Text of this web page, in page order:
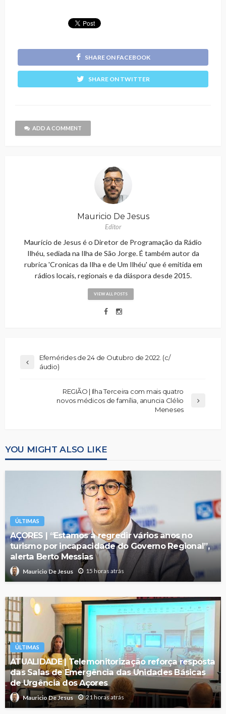
SHARE ON FACEBOOK
SHARE ON TWITTER
ADD A COMMENT
Mauricio De Jesus
Editor
Maurício de Jesus é o Diretor de Programação da Rádio
Ilhéu, sediada na Ilha de São Jorge. É também autor da
rubrica 'Cronicas da Ilha e de Um Ilhéu' que é emitida em
rádios locais, regionais e da diáspora desde 2015.
VIEW ALL POSTS
Efemérides de 24 de Outubro de 2022. (c/
áudio)
REGIÃO | Ilha Terceira com mais quatro
novos médicos de família, anuncia Clélio
Meneses
YOU MIGHT ALSO LIKE
ÚLTIMAS
AÇORES | “Estamos a regredir vários anos no
turismo por incapacidade do Governo Regional”,
alerta Berto Messias
Mauricio De Jesus 15 horas atrás
ÚLTIMAS
ATUALIDADE | Telemonitorização reforça resposta
das Salas de Emergência das Unidades Básicas
de Urgência dos Açores
Mauricio De Jesus 21 horas atrás